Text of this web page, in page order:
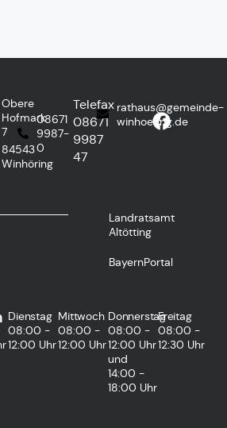
Obere
Hofmark
7
84543
Winhöring
08671
9987-
0
Telefax
08671
9987
47
rathaus@gemeinde-
winhoering.de
Landratsamt
Altötting
BayernPortal
Dienstag
08:00 -
12:00 Uhr
Mittwoch
08:00 -
12:00 Uhr
Donnerstag
08:00 -
12:00 Uhr
und
14:00 -
18:00 Uhr
Freitag
08:00 -
12:30 Uhr